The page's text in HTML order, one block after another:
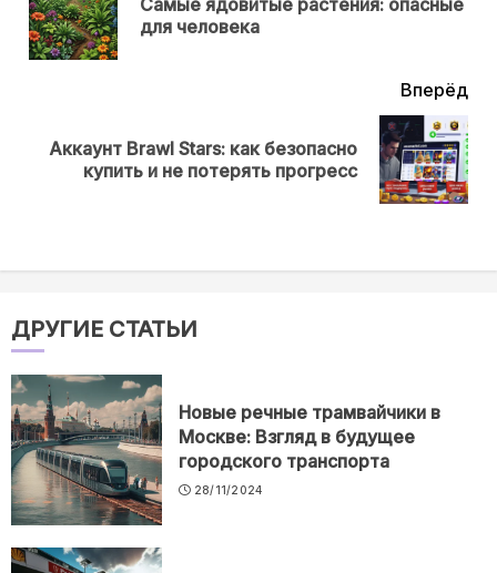
Самые ядовитые растения: опасные
для человека
Вперёд
Next
Аккаунт Brawl Stars: как безопасно
купить и не потерять прогресс
ДРУГИЕ СТАТЬИ
Новые речные трамвайчики в
Москве: Взгляд в будущее
городского транспорта
28/11/2024